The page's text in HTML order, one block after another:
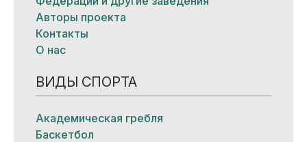
Авторы проекта
Контакты
О нас
ВИДЫ СПОРТА
Академическая гребля
Баскетбол